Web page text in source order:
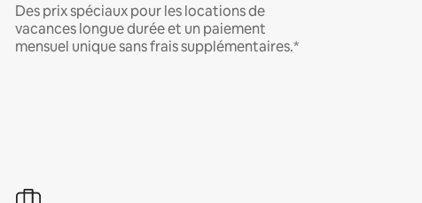
Des prix spéciaux pour les locations de
vacances longue durée et un paiement
mensuel unique sans frais supplémentaires.*